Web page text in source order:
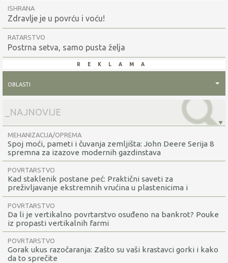
ISHRANA
Zdravlje je u povrću i voću!
RATARSTVO
Postrna setva, samo pusta želja
reklama
oblasti
MEHANIZACIJA/OPREMA
Spoj moći, pameti i čuvanja zemljišta: John Deere Serija 8
spremna za izazove modernih gazdinstava
POVRTARSTVO
Kad staklenik postane peć: Praktični saveti za
preživljavanje ekstremnih vrućina u plastenicima i
staklenicima
POVRTARSTVO
Da li je vertikalno povrtarstvo osuđeno na bankrot? Pouke
iz propasti vertikalnih farmi
POVRTARSTVO
Gorak ukus razočaranja: Zašto su vaši krastavci gorki i kako
da to sprečite